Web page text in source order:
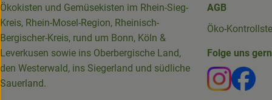
Ökokisten und Gemüsekisten im Rhein-Sieg-
Kreis, Rhein-Mosel-Region, Rheinisch-
Bergischer-Kreis, rund um Bonn, Köln &
Leverkusen sowie ins Oberbergische Land,
den Westerwald, ins Siegerland und südliche
Sauerland.
AGB
Öko-
Folge uns
Externer